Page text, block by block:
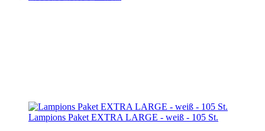
Lampions Paket EXTRA LARGE - weiß - 105 St.